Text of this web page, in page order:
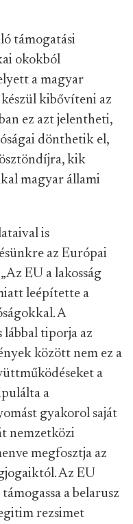
támogatási
okokból
a magyar
kibővíteni az
ez azt jelentheti,
dönthetik el,
kik
magyar állami
is
az Európai
„Az EU a lakosság
leépítette a
A
lábbal tiporja az
között nem ez a
a
a
gyakorol saját
nemzetközi
megfosztja az
Az EU
a belarusz
rezsimet